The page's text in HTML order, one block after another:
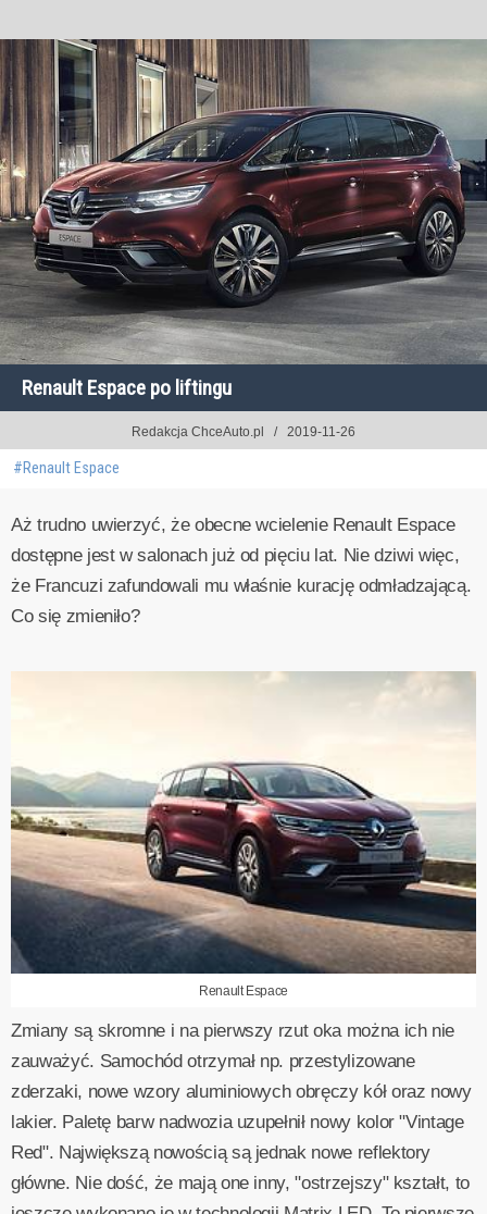
Renault Espace po liftingu
Redakcja ChceAuto.pl 2019-11-26
#Renault Espace
Aż trudno uwierzyć, że obecne wcielenie Renault Espace
dostępne jest w salonach już od pięciu lat. Nie dziwi więc,
że Francuzi zafundowali mu właśnie kurację odmładzającą.
Co się zmieniło?
Renault Espace
Zmiany są skromne i na pierwszy rzut oka można ich nie
zauważyć. Samochód otrzymał np. przestylizowane
zderzaki, nowe wzory aluminiowych obręczy kół oraz nowy
lakier. Paletę barw nadwozia uzupełnił nowy kolor "Vintage
Red". Największą nowością są jednak nowe reflektory
główne. Nie dość, że mają one inny, "ostrzejszy" kształt, to